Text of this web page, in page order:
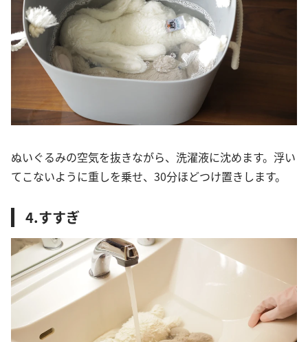
ぬいぐるみの空気を抜きながら、洗濯液に沈めます。浮い
てこないように重しを乗せ、30分ほどつけ置きします。
4.すすぎ